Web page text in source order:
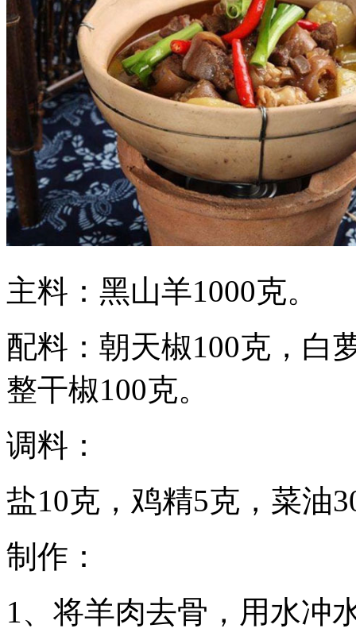
主料：黑山羊1000克。
配料：朝天椒100克，白
整干椒100克。
调料：
盐10克，鸡精5克，菜油
制作：
1、将羊肉去骨，用水冲